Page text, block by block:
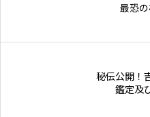
最恐
秘伝公開！
鑑定及